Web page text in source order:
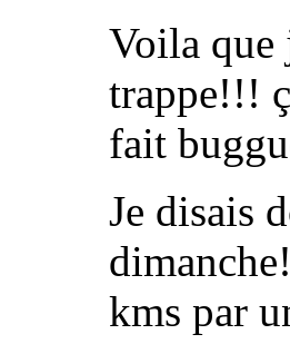
Voila que
trappe!!!
fait
Je disais
kms par